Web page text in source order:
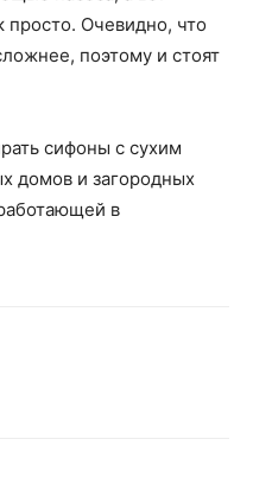
просто. Очевидно, что
поэтому и стоят
сифоны с сухим
домов и загородных
в